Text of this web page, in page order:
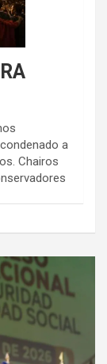
a
Chairos